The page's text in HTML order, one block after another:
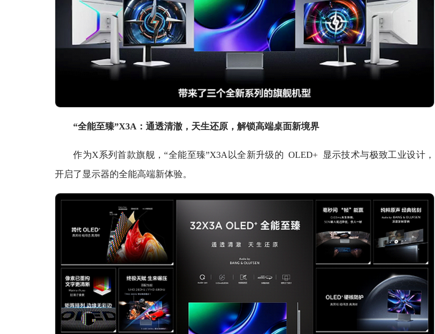
“全能至臻”X3A：通透清澈，天生还原，解锁高端桌面新境界
作为X系列首款旗舰，“全能至臻”X3A以全新升级的 OLED+ 显示技术与极致工业设计，
开启了显示器的全能高端新体验。